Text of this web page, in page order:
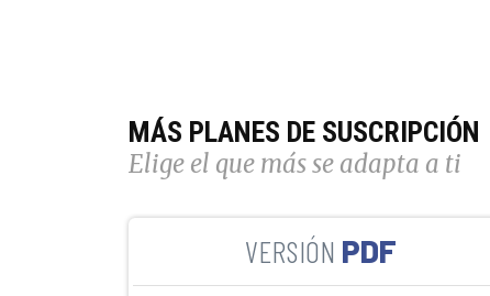
MÁS PLANES DE SUSCRIPCIÓN
Elige el que más se adapta a ti
PDF